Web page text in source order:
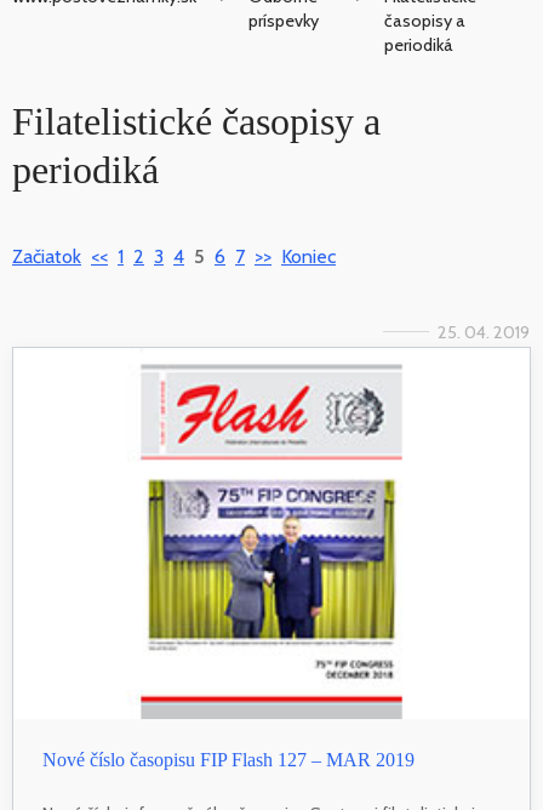
príspevky
časopisy a
periodiká
Filatelistické časopisy a
periodiká
Začiatok << 1 2 3 4 5 6 7 >> Koniec
25. 04. 2019
Nové číslo časopisu FIP Flash 127 – MAR 2019